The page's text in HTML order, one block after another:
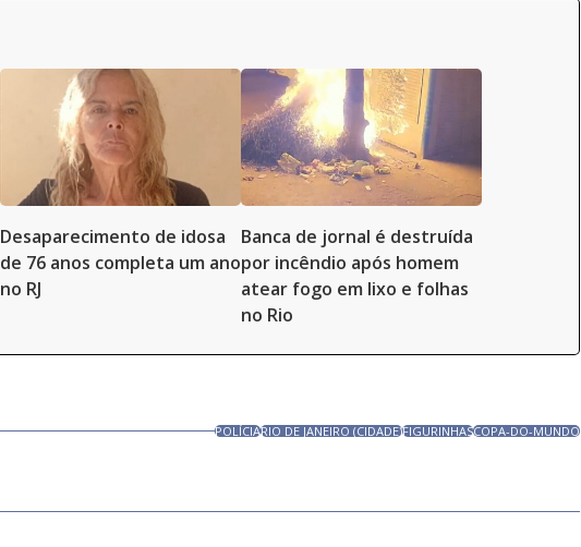
Desaparecimento de idosa
de 76 anos completa um ano
no RJ
Banca de jornal é destruída
por incêndio após homem
atear fogo em lixo e folhas
no Rio
POLÍCIARIO DE JANEIRO (CIDADE)FIGURINHASCOPA-DO-MUNDO